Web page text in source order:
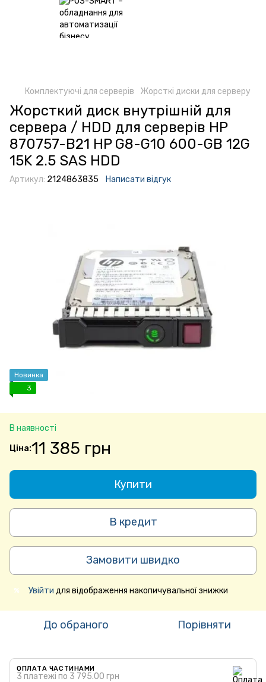
Комплектуючі для серверів Жорсткі диски для серверу
Жорсткий диск внутрішній для
сервера / HDD для серверів HP
870757-B21 HP G8-G10 600-GB 12G
15K 2.5 SAS HDD
Артикул: 2124863835 Написати відгук
Новинка
3
В наявності
11 385 грн
Купити
В кредит
Замовити швидко
% Увійти для відображення накопичувальної знижки
До обраного Порівняти
ОПЛАТА ЧАСТИНАМИ
3 платежі по 3 795.00 грн